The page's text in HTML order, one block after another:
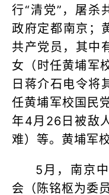
行“清党”，屠杀
政府定都南京；
共产党员，其中
女（时任黄埔军
日蒋介石电令将
任黄埔军校国民
年4月26日被敌
难）等。黄埔军
5月，南京
会（陈铭枢为委